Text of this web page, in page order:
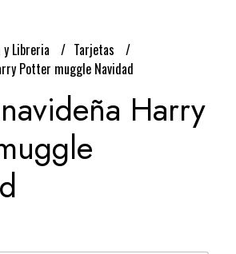
y Libreria
Tarjetas
Potter muggle Navidad
Harry